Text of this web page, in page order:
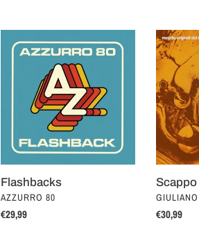
Flashbacks
VENDOR
AZZURRO 80
Regular
€29,99
Scappo
Per
Cantare
Scappo
VENDOR
Regular
€30,99